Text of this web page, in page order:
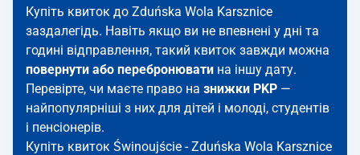
Купіть квиток до Zduńska Wola Karsznice
заздалегідь. Навіть якщо ви не впевнені у дні та
годині відправлення, такий квиток завжди можна
повернути або перебронювати на іншу дату.
Перевірте, чи маєте право на знижки PKP —
найпопулярніші з них для дітей і молоді, студентів
і пенсіонерів.
Купіть квиток Świnoujście - Zduńska Wola Karsznice